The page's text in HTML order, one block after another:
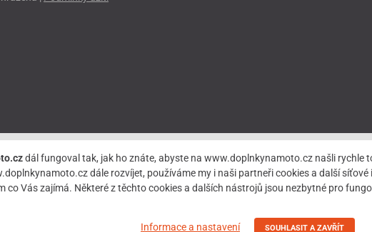
dál fungoval tak, jak ho znáte, abyste na www.doplnkynamoto.cz našli rychle
dále rozvíjet, používáme my i naši partneři cookies a další
co Vás zajímá. Některé z těchto cookies a dalších nástrojů jsou nezbytné pro
Informace a nastavení SOUHLASIT A ZAVŘÍT